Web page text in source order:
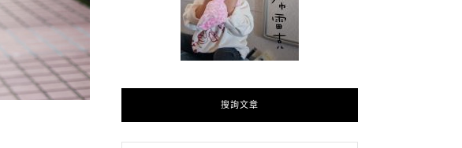
搜詢文章